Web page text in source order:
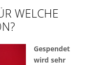
WELCHE S
Gespendet
wird sehr